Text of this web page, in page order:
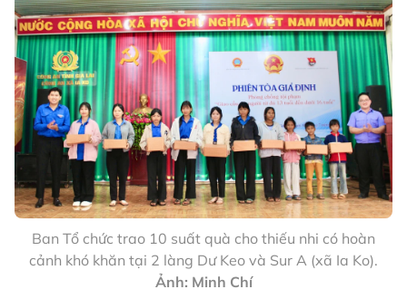
Ban Tổ chức trao 10 suất quà cho thiếu nhi có hoàn
cảnh khó khăn tại 2 làng Dư Keo và Sur A (xã Ia Ko).
Ảnh: Minh Chí